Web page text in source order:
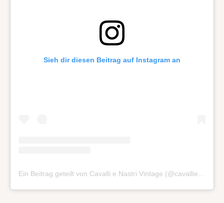
Sieh dir diesen Beitrag auf Instagram an